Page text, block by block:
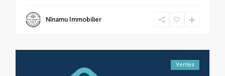
Nīnamu Immobilier
Ventes